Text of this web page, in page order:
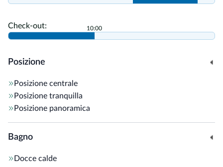
La struttura dispone, inoltre, di un bar, un
lettini
Check-out: 10:00
Posizione
Posizione centrale
Posizione tranquilla
Posizione panoramica
Bagno
Docce calde